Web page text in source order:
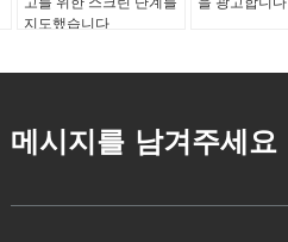
지도했습니다
메시지를 남겨주세요